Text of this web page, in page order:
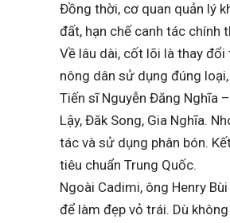
Đồng thời, cơ quan quản lý
đất, hạn chế canh tác chính
Về lâu dài, cốt lõi là thay
nông dân sử dụng đúng
Tiến sĩ Nguyễn Đăng Nghĩa
Lậy, Đăk Song, Gia Nghĩa.
tác và sử dụng phân bón.
tiêu chuẩn Trung Quốc.
Ngoài Cadimi, ông Henry
để làm đẹp vỏ trái. Dù